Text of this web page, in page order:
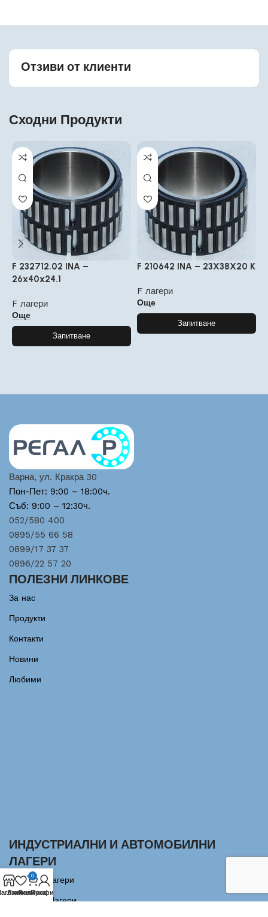
Отзиви от клиенти
Сходни Продукти
F 232712.02 INA –
26x40x24.1
F лагери
Още
Запитване
F 210642 INA – 23X38X20 K
F лагери
Още
Запитване
Варна, ул. Кракра 30
Пон-Пет: 9:00 – 18:00ч.
Съб: 9:00 – 12:30ч.
052/580 400
0895/55 66 58
0899/17 37 37
0896/22 57 20
ПОЛЕЗНИ ЛИНКОВЕ
За нас
Продукти
Контакти
Новини
Любими
ИНДУСТРИАЛНИ И АВТОМОБИЛНИ
ЛАГЕРИ
Сачмени лагери
Аксиални Лагери
Любими
0
Количка
Профил